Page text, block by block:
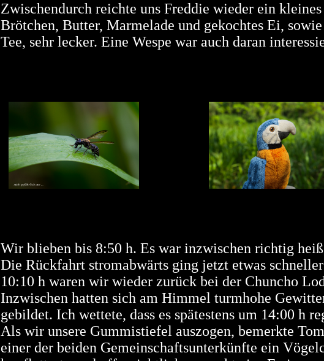
Zwischendurch reichte uns Freddie wieder ein
Brötchen, Butter, Marmelade und gekochtes Ei,
Tee, sehr lecker. Eine Wespe war auch daran
Wir blieben bis 8:50 h. Es war inzwischen richtig
Die Rückfahrt stromabwärts ging jetzt etwas
10:10 h waren wir wieder zurück bei der Chuncho
Inzwischen hatten sich am Himmel turmhohe
gebildet. Ich wettete, dass es spätestens um 14:00 h
Als wir unsere Gummistiefel auszogen, bemerkte
einer der beiden Gemeinschaftsunterkünfte ein